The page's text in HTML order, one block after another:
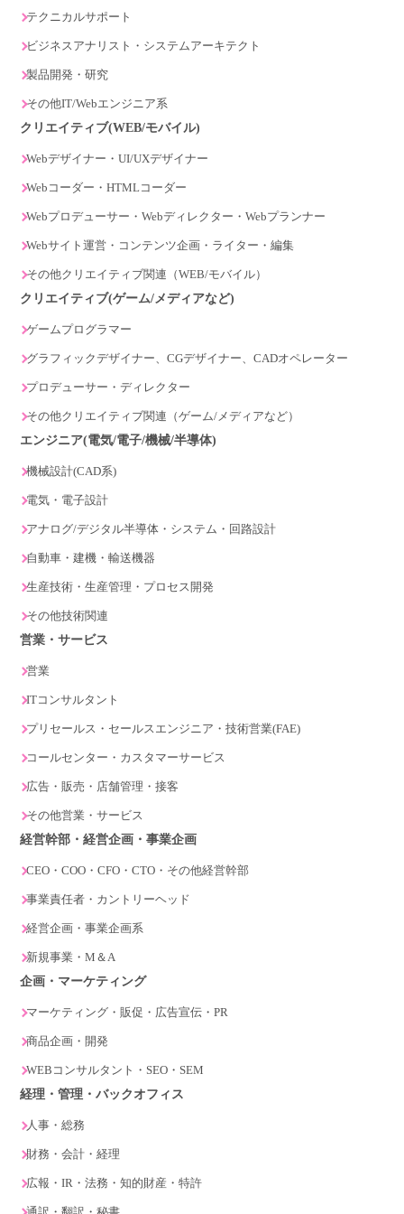
テクニカルサポート
ビジネスアナリスト・システムアーキテクト
製品開発・研究
その他IT/Webエンジニア系
クリエイティブ(WEB/モバイル)
Webデザイナー・UI/UXデザイナー
Webコーダー・HTMLコーダー
Webプロデューサー・Webディレクター・Webプランナー
Webサイト運営・コンテンツ企画・ライター・編集
その他クリエイティブ関連（WEB/モバイル）
クリエイティブ(ゲーム/メディアなど)
ゲームプログラマー
グラフィックデザイナー、CGデザイナー、CADオペレーター
プロデューサー・ディレクター
その他クリエイティブ関連（ゲーム/メディアなど）
エンジニア(電気/電子/機械/半導体)
機械設計(CAD系)
電気・電子設計
アナログ/デジタル半導体・システム・回路設計
自動車・建機・輸送機器
生産技術・生産管理・プロセス開発
その他技術関連
営業・サービス
営業
ITコンサルタント
プリセールス・セールスエンジニア・技術営業(FAE)
コールセンター・カスタマーサービス
広告・販売・店舗管理・接客
その他営業・サービス
経営幹部・経営企画・事業企画
CEO・COO・CFO・CTO・その他経営幹部
事業責任者・カントリーヘッド
経営企画・事業企画系
新規事業・M＆A
企画・マーケティング
マーケティング・販促・広告宣伝・PR
商品企画・開発
WEBコンサルタント・SEO・SEM
経理・管理・バックオフィス
人事・総務
財務・会計・経理
広報・IR・法務・知的財産・特許